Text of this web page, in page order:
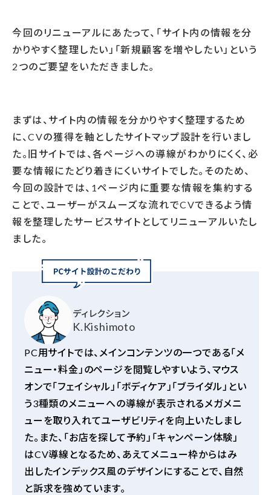
今回のリニューアルにあたって、「サイト内の情報を分
かりやすく整理したい」「新規顧客を増やしたい」という
2 つのご要望をいただきました。
まずは、サイト内の情報を分かりやすく整理するため
に、CVの獲得を軸としたサイトマップ設計を行いまし
た。旧サイトでは、各ページへの導線がわかりにくく、必
要な情報にたどり着きにくいサイトでした。そのため、
今回の設計では、 1ページ内に重要な情報を集約する
ことで、ユーザーがスムーズな流れでCVできるよう情
報を整理したサービスサイトとしてリニューアルいたし
ました。
ディレクション
K.Kishimoto
PC用サイトでは、メインコンテンツの一つである「メ
ニュー・料金」のページを閲覧しやすいよう、マウス
オンで「フェイシャル」「ボディケア」「ブライダル」とい
う3種類のメニューへの導線が表示されるメガメニ
ューを取り入れてユーザビリティを向上いたしまし
た。また、「お店を探して予約」「キャンペーン体験」
はCV導線となるため、あえてメニュー枠からはみ
出したインデックス風のデザインにすることで、自然
と訴求を強めています。